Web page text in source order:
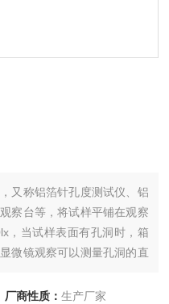
又称铝箔针孔度测试仪、铝
察台等，将试样平铺在观察
，当试样表面有孔洞时，箱
微镜观察可以测量孔洞的直
厂商性质： 生产厂家